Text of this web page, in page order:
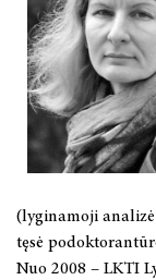
(lyginamoji
tęsė
Nuo 2008 – LKTI